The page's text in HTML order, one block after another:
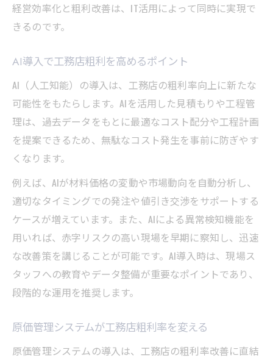
経営効率化と粗利改善は、IT活用によって同時に実現で
きるのです。
AI導入で工務店粗利を高めるポイント
AI（人工知能）の導入は、工務店の粗利率向上に新たな
可能性をもたらします。AIを活用した見積もりや工程管
理は、過去データをもとに最適なコスト配分や工程計画
を提案できるため、無駄なコスト発生を事前に防ぎやす
くなります。
例えば、AIが材料価格の変動や市場動向を自動分析し、
適切なタイミングでの発注や値引き交渉をサポートする
ケースが増えています。また、AIによる異常検知機能を
用いれば、赤字リスクの高い現場を早期に察知し、迅速
な改善策を講じることが可能です。AI導入時は、現場ス
タッフへの教育やデータ整備が重要なポイントであり、
段階的な運用を推奨します。
原価管理システムが工務店粗利率を変える
原価管理システムの導入は、工務店の粗利率改善に直結